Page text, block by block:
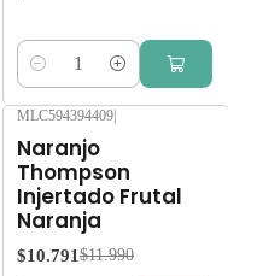
Cantidad
MLC594394409
Naranjo
Thompson
Injertado Frutal
Naranja
$10.791 $11.990